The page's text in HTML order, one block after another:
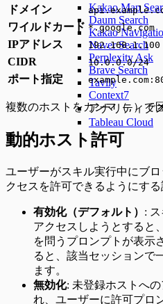
Kakao Map
Daum Search
Kakao
Naver Search
Perplexity Ask
Brave Search
Tavily
Context7
アナリティク
Tableau Cloud
ドメイン
ワイルドカード *.google.com
IPアドレス
192.168.1.100
CIDR
10.0.0.0/24
ポート指定
複数のホストをカンマ（, ）で
動的ホスト許可
ユーザーがスキル実行中にブ
クセスを許可できるようにする
有効化（デフォルト） :
アクセスしようとすると
を問うプロンプトが表示
ると、該当セッションで
ます。
無効化: 未登録ホストへ
れ、ユーザーに許可プロ